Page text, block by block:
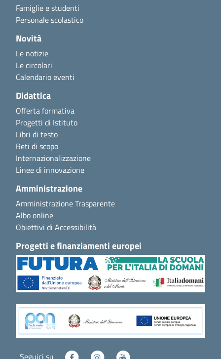
Famiglie e studenti
Personale scolastico
Novità
Le notizie
Le circolari
Calendario eventi
Didattica
Offerta formativa
Progetti di Istituto
Libri di testo
Reti di scopo
Internazionalizzazione
Linee di innovazione
Amministrazione
Amministrazione Trasparente
Albo online
Obiettivi di Accessibilità
Progetti e finanziamenti europei
Seguici su